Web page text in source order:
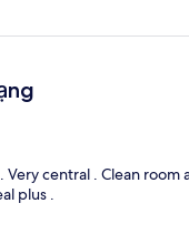
Very central . Clean room
plus .